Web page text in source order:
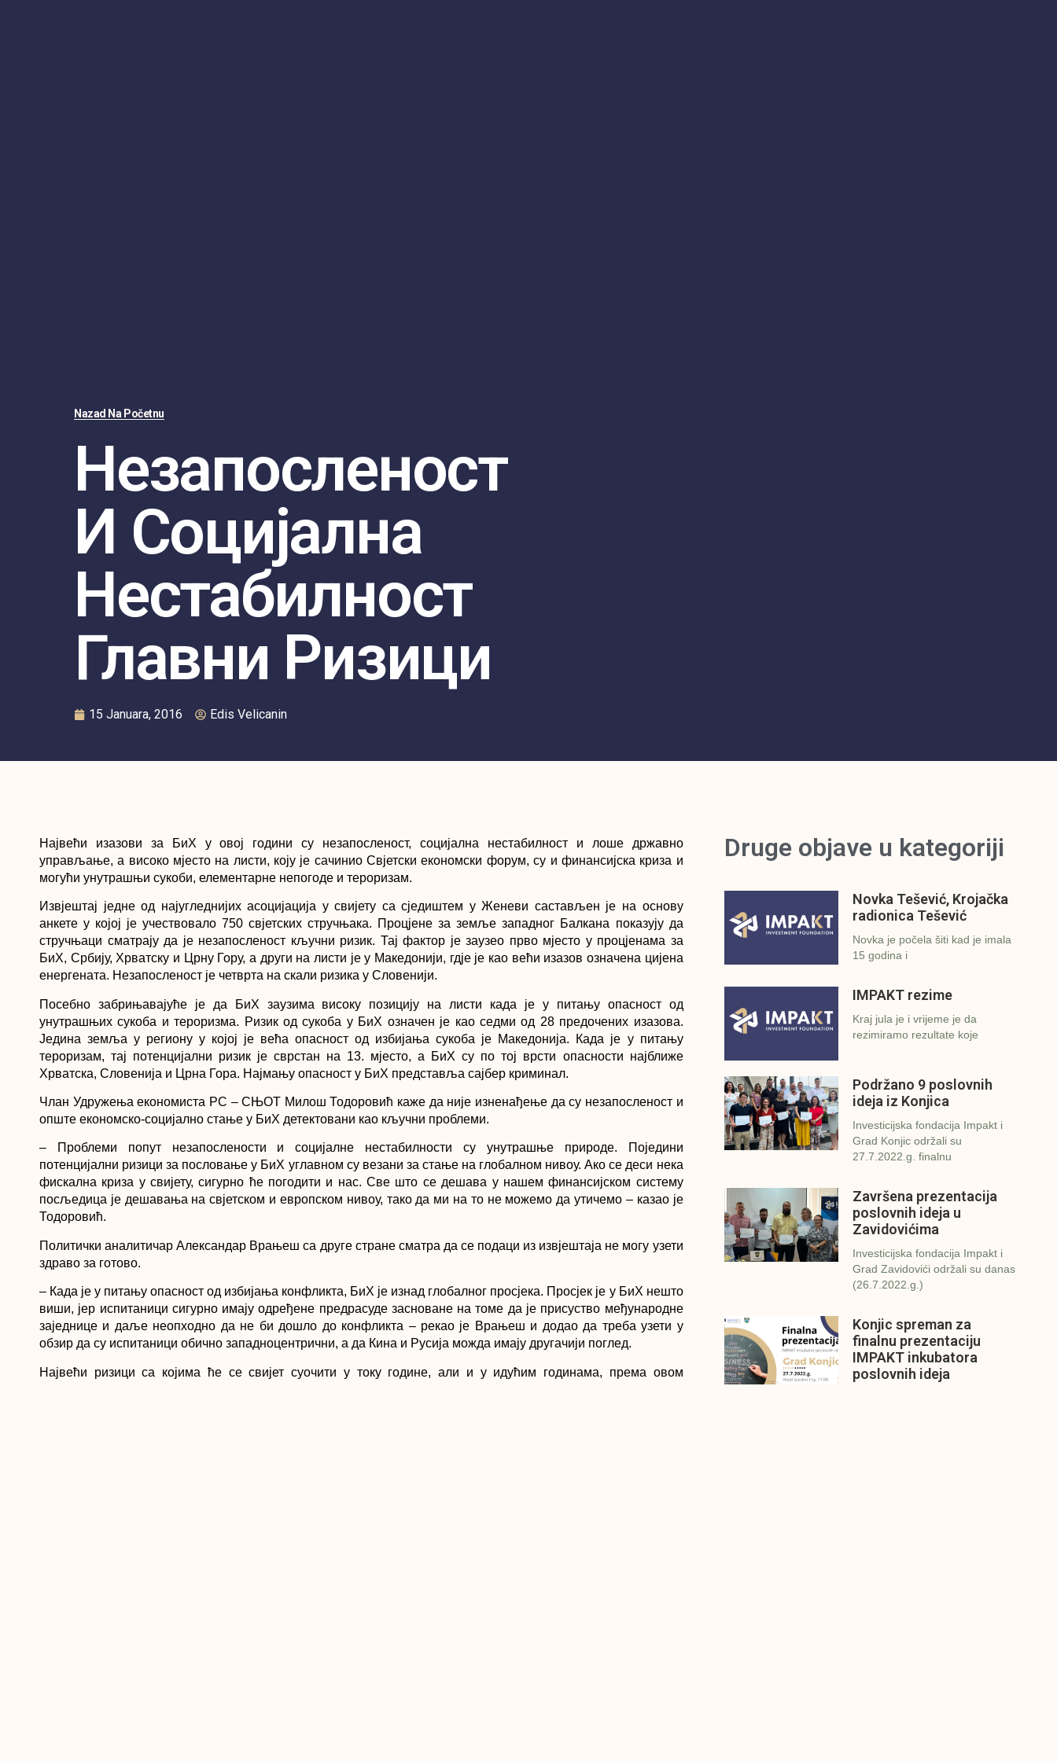
Nazad Na Početnu
Незапосленост
И Социјална
Нестабилност
Главни Ризици
15 Januara, 2016 Edis Velicanin
Највећи изазови за БиХ у овој години су незапосленост, социјална нестабилност и лоше државно
управљање, а високо мјесто на листи, коју је сачинио Свјетски економски форум, су и финансијска криза и
могући унутрашњи сукоби, елементарне непогоде и тероризам.
Извјештај једне од најугледнијих асоцијација у свијету са сједиштем у Женеви састављен је на основу
анкете у којој је учествовало 750 свјетских стручњака. Процјене за земље западног Балкана показују да
стручњаци сматрају да је незапосленост кључни ризик. Тај фактор је заузео прво мјесто у процјенама за
БиХ, Србију, Хрватску и Црну Гору, а други на листи је у Македонији, гдје је као већи изазов означена цијена
енергената. Незапосленост је четврта на скали ризика у Словенији.
Посебно забрињавајуће је да БиХ заузима високу позицију на листи када је у питању опасност од
унутрашњих сукоба и тероризма. Ризик од сукоба у БиХ означен је као седми од 28 предочених изазова.
Једина земља у региону у којој је већа опасност од избијања сукоба је Македонија. Када је у питању
тероризам, тај потенцијални ризик је сврстан на 13. мјесто, а БиХ су по тој врсти опасности најближе
Хрватска, Словенија и Црна Гора. Најмању опасност у БиХ представља сајбер криминал.
Члан Удружења економиста РС – СЊОТ Милош Тодоровић каже да није изненађење да су незапосленост и
опште економско-социјално стање у БиХ детектовани као кључни проблеми.
– Проблеми попут незапослености и социјалне нестабилности су унутрашње природе. Поједини
потенцијални ризици за пословање у БиХ углавном су везани за стање на глобалном нивоу. Ако се деси нека
фискална криза у свијету, сигурно ће погодити и нас. Све што се дешава у нашем финансијском систему
посљедица је дешавања на свјетском и европском нивоу, тако да ми на то не можемо да утичемо – казао је
Тодоровић.
Политички аналитичар Александар Врањеш са друге стране сматра да се подаци из извјештаја не могу узети
здраво за готово.
– Када је у питању опасност од избијања конфликта, БиХ је изнад глобалног просјека. Просјек је у БиХ нешто
виши, јер испитаници сигурно имају одређене предрасуде засноване на томе да је присуство међународне
заједнице и даље неопходно да не би дошло до конфликта – рекао је Врањеш и додао да треба узети у
обзир да су испитаници обично западноцентрични, а да Кина и Русија можда имају другачији поглед.
Највећи ризици са којима ће се свијет суочити у току године, али и у идућим годинама, према овом
Druge objave u kategoriji
Novka Tešević, Krojačka
radionica Tešević
Novka je počela šiti kad je imala
15 godina i
IMPAKT rezime
Kraj jula je i vrijeme je da
rezimiramo rezultate koje
Podržano 9 poslovnih
ideja iz Konjica
Investicijska fondacija Impakt i
Grad Konjic održali su
27.7.2022.g. finalnu
Završena prezentacija
poslovnih ideja u
Zavidovićima
Investicijska fondacija Impakt i
Grad Zavidovići održali su danas
(26.7.2022.g.)
Konjic spreman za
finalnu prezentaciju
IMPAKT inkubatora
poslovnih ideja